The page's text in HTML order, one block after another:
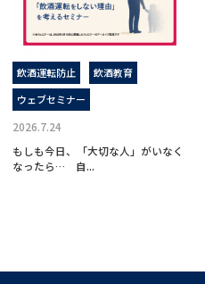
飲酒運転防止
飲酒教育
ウェブセミナー
2026.7.24
もしも今日、「大切な人」がいなく
なったら… 自...